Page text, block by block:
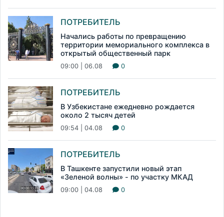
ПОТРЕБИТЕЛЬ
Начались работы по превращению
территории мемориального комплекса в
открытый общественный парк
09:00 | 06.08 0
ПОТРЕБИТЕЛЬ
В Узбекистане ежедневно рождается
около 2 тысяч детей
09:54 | 04.08 0
ПОТРЕБИТЕЛЬ
В Ташкенте запустили новый этап
«Зеленой волны» - по участку МКАД
09:00 | 04.08 0